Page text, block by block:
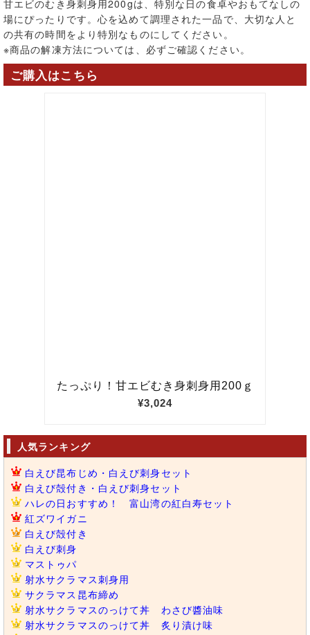
甘エビのむき身刺身用200gは、特別な日の食卓やおもてなしの
場にぴったりです。心を込めて調理された一品で、大切な人と
の共有の時間をより特別なものにしてください。
※商品の解凍方法については、必ずご確認ください。
ご購入はこちら
人気ランキング
白えび昆布じめ・白えび刺身セット
白えび殻付き・白えび刺身セット
ハレの日おすすめ！ 富山湾の紅白寿セット
紅ズワイガニ
白えび殻付き
白えび刺身
マストゥパ
射水サクラマス刺身用
サクラマス昆布締め
射水サクラマスのっけて丼 わさび醬油味
射水サクラマスのっけて丼 炙り漬け味